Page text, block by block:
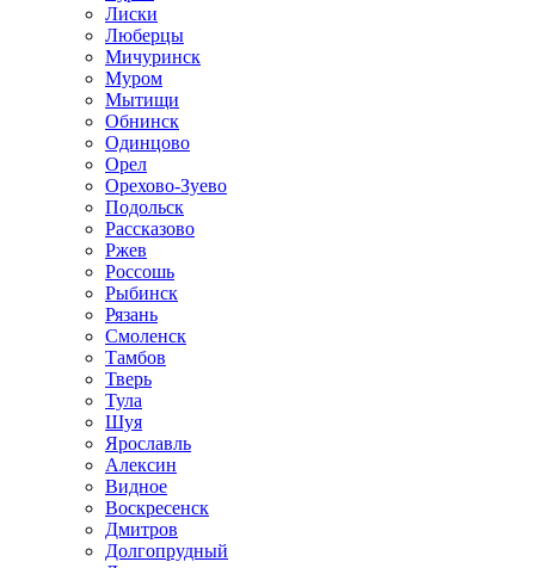
Лиски
Люберцы
Мичуринск
Муром
Мытищи
Обнинск
Одинцово
Орел
Орехово-Зуево
Подольск
Рассказово
Ржев
Россошь
Рыбинск
Рязань
Смоленск
Тамбов
Тверь
Тула
Шуя
Ярославль
Алексин
Видное
Воскресенск
Дмитров
Долгопрудный